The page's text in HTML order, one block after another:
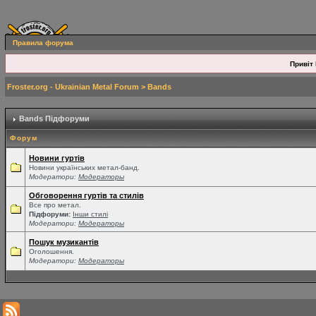
Правила форума
Привіт
Froster.org - Ukrainian Metal Forum > Bands
Bands Підфоруми
Форум
Новини гуртів
Новини українських метал-банд.
Модератори: Модераторы
Обговорення гуртів та стилів
Все про метал.
Підфоруми: Інши стилі
Модератори: Модераторы
Пошук музикантів
Оголошення.
Модератори: Модераторы